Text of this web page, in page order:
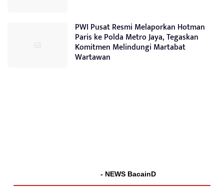
PWI Pusat Resmi Melaporkan Hotman
Paris ke Polda Metro Jaya, Tegaskan
Komitmen Melindungi Martabat
Wartawan
- NEWS BacainD